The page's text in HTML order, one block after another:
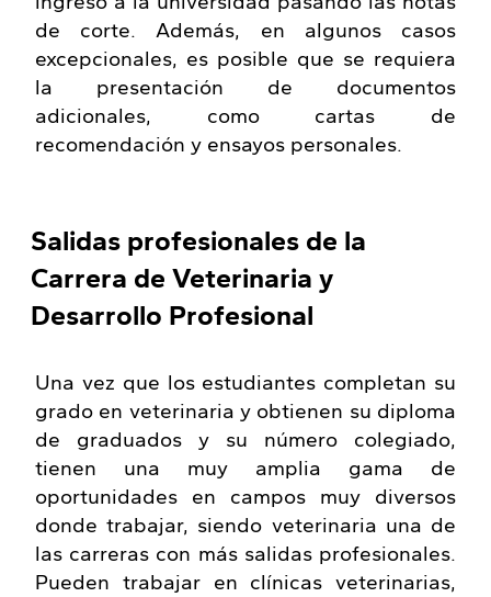
de corte. Además, en algunos casos
excepcionales, es posible que se requiera
la presentación de documentos
adicionales, como cartas de
recomendación y ensayos personales.
Salidas profesionales de la
Carrera de Veterinaria y
Desarrollo Profesional
Una vez que los estudiantes completan su
grado en veterinaria y obtienen su diploma
de graduados y su número colegiado,
tienen una muy amplia gama de
oportunidades en campos muy diversos
donde trabajar, siendo veterinaria una de
las carreras con más salidas profesionales.
Pueden trabajar en clínicas veterinarias,